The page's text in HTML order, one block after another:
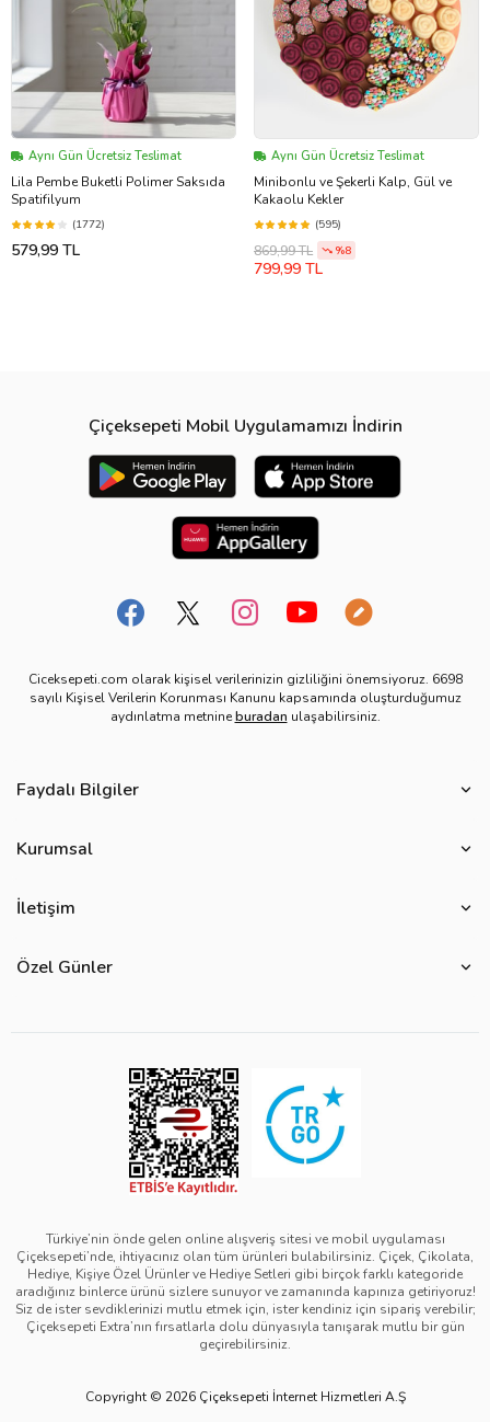
Aynı Gün Ücretsiz Teslimat
Lila Pembe Buketli Polimer Saksıda
Spatifilyum
(1772)
579,99 TL
Aynı Gün Ücretsiz Teslimat
Minibonlu ve Şekerli Kalp, Gül ve
Kakaolu Kekler
(595)
869,99 TL %8
799,99 TL
Çiçeksepeti Mobil Uygulamamızı İndirin
Ciceksepeti.com olarak kişisel verilerinizin gizliliğini önemsiyoruz. 6698
sayılı Kişisel Verilerin Korunması Kanunu kapsamında oluşturduğumuz
aydınlatma metnineburadan ulaşabilirsiniz.
Faydalı Bilgiler
Çiçek Anlamları
Mevsimlere Göre Çiçekler
Ürün Sıralama Kriterleri
Teslimat İpuçları
Sipariş Güncelleme Süreçleri
Kurumsal
Ürün Güvenliği
Reklamlarımız
Kampanya Detayları
Duyarlı Pazarlama Hareketi
Bilgi Toplumu Hizmetleri
Çiçeksepeti Üyelik Sözleşmesi
Mesafeli Satış Sözleşmesi - Çiçek
Mesafeli Satış Sözleşmesi - Hediye & Extra
Çerez Politikası
Yeşil IT Politikası
İletişim
Çiçeksepeti Pazaryeri Kolaylıkları
Ödeme Seçenekleri
Özel Günler
Anneler Günü Hediyeleri
Babalar Günü Hediyeleri
Öğretmenler Günü Hediyeleri
Yılbaşı Hediyeleri
Black Friday
Tıp Bayramı Hediyeleri
Avukatlar Günü Hediyeleri
Hemşireler Günü Hediyeleri
Türkiye’nin önde gelen online alışveriş sitesi ve mobil uygulaması
Çiçeksepeti’nde, ihtiyacınız olan tüm ürünleri bulabilirsiniz. Çiçek, Çikolata,
Hediye, Kişiye Özel Ürünler ve Hediye Setleri gibi birçok farklı kategoride
aradığınız binlerce ürünü sizlere sunuyor ve zamanında kapınıza getiriyoruz!
Siz de ister sevdiklerinizi mutlu etmek için, ister kendiniz için sipariş verebilir;
Çiçeksepeti Extra’nın fırsatlarla dolu dünyasıyla tanışarak mutlu bir gün
geçirebilirsiniz.
Copyright © 2026 Çiçeksepeti İnternet Hizmetleri A.Ş